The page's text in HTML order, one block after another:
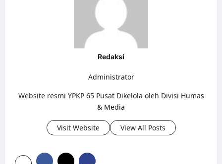
Redaksi
Administrator
Website resmi YPKP 65 Pusat Dikelola oleh Divisi Humas
& Media
Visit Website View All Posts